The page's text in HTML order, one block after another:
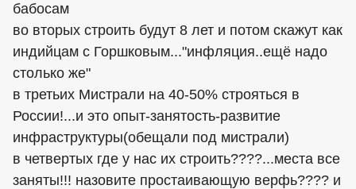
бабосам
во вторых строить будут 8 лет и потом скажут как
индийцам с Горшковым..."инфляция..ещё надо
столько же"
в третьих Мистрали на 40-50% строяться в
России!...и это опыт-занятость-развитие
инфраструктуры(обещали под мистрали)
в четвертых где у нас их строить????...места все
заняты!!! назовите простаивающую верфь???? и